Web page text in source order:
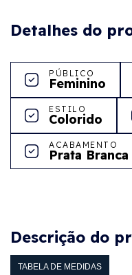
Detalhes do
PÚBLICO
Feminino
ESTILO
Colorido
ACABAMENTO
Prata Branca
Descrição do
TABELA DE MEDIDAS